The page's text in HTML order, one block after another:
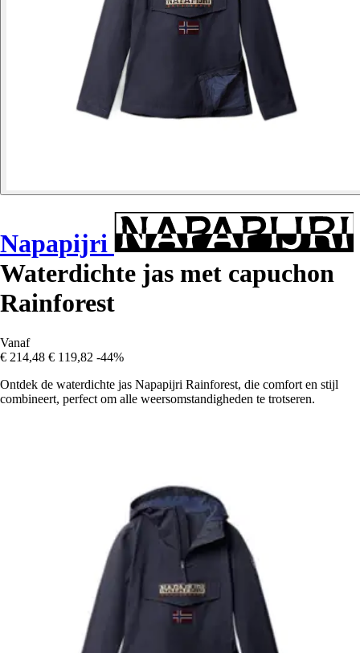
Napapijri
Waterdichte jas met capuchon
Rainforest
Vanaf
€ 214,48 € 119,82 -44%
Ontdek de waterdichte jas Napapijri Rainforest, die comfort en stijl
combineert, perfect om alle weersomstandigheden te trotseren.